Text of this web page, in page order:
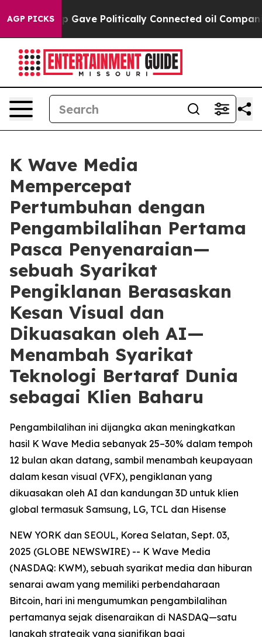
AGP PICKS
Trump Gave Politically Connected oil Companies
K Wave Media
Mempercepat
Pertumbuhan dengan
Pengambilalihan Pertama
Pasca Penyenaraian—
sebuah Syarikat
Pengiklanan Berasaskan
Kesan Visual dan
Dikuasakan oleh AI—
Menambah Syarikat
Teknologi Bertaraf Dunia
sebagai Klien Baharu
Pengambilalihan ini dijangka akan meningkatkan
hasil K Wave Media sebanyak 25–30% dalam tempoh
12 bulan akan datang, sambil menambah keupayaan
dalam kesan visual (VFX), pengiklanan yang
dikuasakan oleh AI dan kandungan 3D untuk klien
global termasuk Samsung, LG, TCL dan Hisense
NEW YORK dan SEOUL, Korea Selatan, Sept. 03,
2025 (GLOBE NEWSWIRE) -- K Wave Media
(NASDAQ: KWM), sebuah syarikat media dan hiburan
senarai awam yang memiliki perbendaharaan
Bitcoin, hari ini mengumumkan pengambilalihan
pertamanya sejak disenaraikan di NASDAQ—satu
langkah strategik yang signifikan bagi